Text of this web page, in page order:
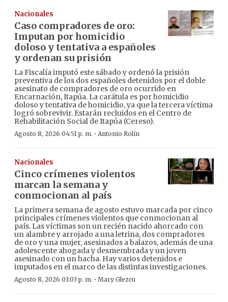
Nacionales
Caso compradores de oro:
Imputan por homicidio
doloso y tentativa a españoles
y ordenan su prisión
La Fiscalía imputó este sábado y ordenó la prisión
preventiva de los dos españoles detenidos por el doble
asesinato de compradores de oro ocurrido en
Encarnación, Itapúa. La carátula es por homicidio
doloso y tentativa de homicidio, ya que la tercera víctima
logró sobrevivir. Estarán recluidos en el Centro de
Rehabilitación Social de Itapúa (Cereso).
Agosto 8, 2026 04:51 p. m. · Antonio Rolín
Nacionales
Cinco crímenes violentos
marcan la semana y
conmocionan al país
La primera semana de agosto estuvo marcada por cinco
principales crímenes violentos que conmocionan al
país. Las víctimas son un recién nacido ahorcado con
un alambre y arrojado a una letrina, dos compradores
de oro y una mujer, asesinados a balazos, además de una
adolescente ahogada y desmembrada y un joven
asesinado con un hacha. Hay varios detenidos e
imputados en el marco de las distintas investigaciones.
Agosto 8, 2026 03:03 p. m. · Mary Glezcu